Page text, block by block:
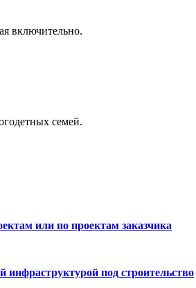
включительно.
семей.
или по проектам заказчика
инфраструктурой под строительство